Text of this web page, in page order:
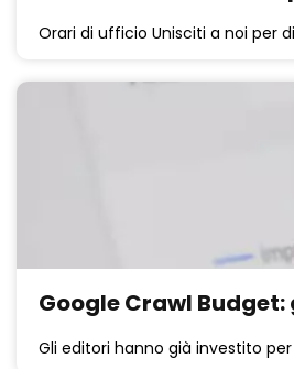
Orari di ufficio Unisciti a noi per
Google Crawl
Gli editori hanno già investito